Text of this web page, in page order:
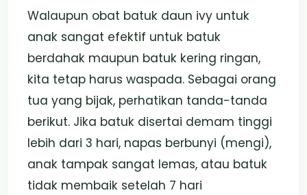
Walaupun obat batuk daun ivy untuk
anak sangat efektif untuk batuk
berdahak maupun batuk kering ringan,
kita tetap harus waspada. Sebagai orang
tua yang bijak, perhatikan tanda-tanda
berikut. Jika batuk disertai demam tinggi
lebih dari 3 hari, napas berbunyi (mengi),
anak tampak sangat lemas, atau batuk
tidak membaik setelah 7 hari